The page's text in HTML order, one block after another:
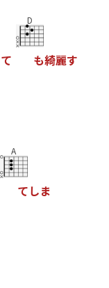
て
D
も綺麗す
A
てしま